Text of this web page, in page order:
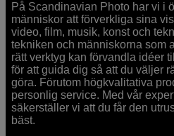
På Scandinavian Photo har vi i
människor att förverkliga sina
video, film, musik, konst och
tekniken och människorna som
rätt verktyg kan förvandla idéer
för att guida dig så att du väljer
göra. Förutom högkvalitativa
personlig service. Med vår
säkerställer vi att du får den
bäst.